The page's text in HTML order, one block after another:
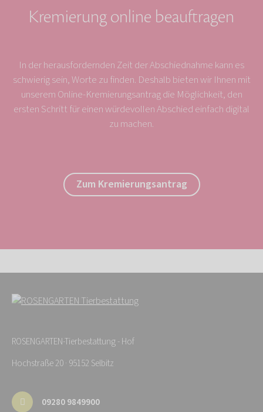
Kremierung online beauftragen
In der herausfordernden Zeit der Abschiednahme kann es
schwierig sein, Worte zu finden. Deshalb bieten wir Ihnen mit
unserem Online-Kremierungsantrag die Möglichkeit, den
ersten Schritt für einen würdevollen Abschied einfach digital
zu machen.
Zum Kremierungsantrag
ROSENGARTEN-Tierbestattung - Hof
Hochstraße 20 · 95152 Selbitz
09280 9849900